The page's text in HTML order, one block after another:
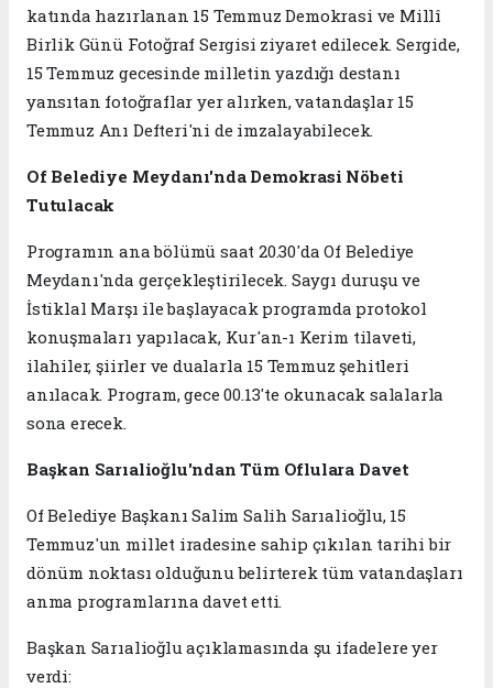
katında hazırlanan 15 Temmuz Demokrasi ve Millî
Birlik Günü Fotoğraf Sergisi ziyaret edilecek. Sergide,
15 Temmuz gecesinde milletin yazdığı destanı
yansıtan fotoğraflar yer alırken, vatandaşlar 15
Temmuz Anı Defteri'ni de imzalayabilecek.
Of Belediye Meydanı'nda Demokrasi Nöbeti
Tutulacak
Programın ana bölümü saat 20.30'da Of Belediye
Meydanı'nda gerçekleştirilecek. Saygı duruşu ve
İstiklal Marşı ile başlayacak programda protokol
konuşmaları yapılacak, Kur'an-ı Kerim tilaveti,
ilahiler, şiirler ve dualarla 15 Temmuz şehitleri
anılacak. Program, gece 00.13'te okunacak salalarla
sona erecek.
Başkan Sarıalioğlu'ndan Tüm Oflulara Davet
Of Belediye Başkanı Salim Salih Sarıalioğlu, 15
Temmuz'un millet iradesine sahip çıkılan tarihi bir
dönüm noktası olduğunu belirterek tüm vatandaşları
anma programlarına davet etti.
Başkan Sarıalioğlu açıklamasında şu ifadelere yer
verdi: